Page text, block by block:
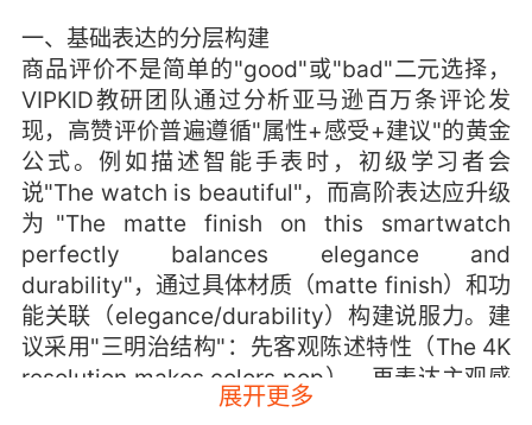
一、基础表达的分层构建
商品评价不是简单的"good"或"bad"二元选择，
VIPKID教研团队通过分析亚马逊百万条评论发
现，高赞评价普遍遵循"属性+感受+建议"的黄金
公式。例如描述智能手表时，初级学习者会
说"The watch is beautiful"，而高阶表达应升级
为"The matte finish on this smartwatch
perfectly balances elegance and
durability"，通过具体材质（matte finish）和功
能关联（elegance/durability）构建说服力。建
议采用"三明治结构"：先客观陈述特性（The 4K
resolution makes colors pop），再表达主观感
受（I feel like having a personal cinema on
展开更多